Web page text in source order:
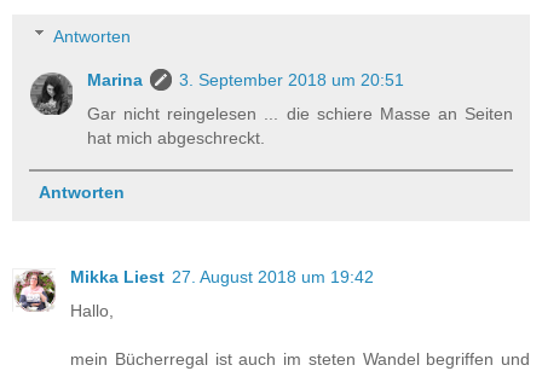
Antworten
Marina
3. September 2018 um 20:51
Gar nicht reingelesen ... die schiere Masse an Seiten
hat mich abgeschreckt.
Antworten
Mikka Liest 27. August 2018 um 19:42
Hallo,
mein Bücherregal ist auch im steten Wandel begriffen und